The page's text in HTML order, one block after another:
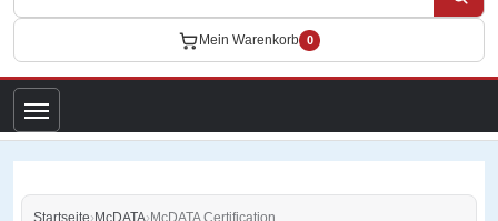
Mein Warenkorb 0
Startseite›McDATA›McDATA Certification